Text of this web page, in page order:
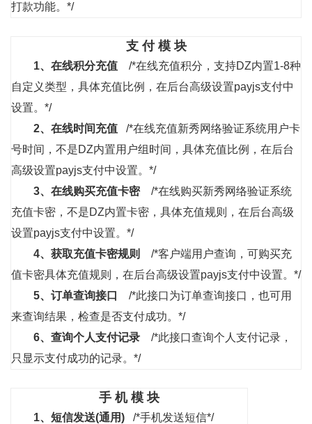
打款功能。*/
支 付 模 块
1、 在线积分充值 /*在线充值积分，支持DZ内置1-8种
自定义类型，具体充值比例，在后台高级设置payjs支付中
设置。*/
2、 在线时间充值 /*在线充值新秀网络验证系统用户卡
号时间，不是DZ内置用户组时间，具体充值比例，在后台
高级设置payjs支付中设置。*/
3、 在线购买充值卡密
/*在线购买新秀网络验证系统
充值卡密，不是DZ内置卡密，具体充值规则，在后台高级
设置payjs支付中设置。*/
4、 获取充值卡密规则
/*客户端用户查询，可购买充
值卡密具体充值规则，在后台高级设置payjs支付中设置。*/
5、 订单查询接口
/*此接口为订单查询接口，也可用
来查询结果，检查是否支付成功。*/
6、 查询个人支付记录
/*此接口查询个人支付记录，
只显示支付成功的记录。*/
手 机 模 块
1、 短信发送(通用)
/*手机发送短信*/